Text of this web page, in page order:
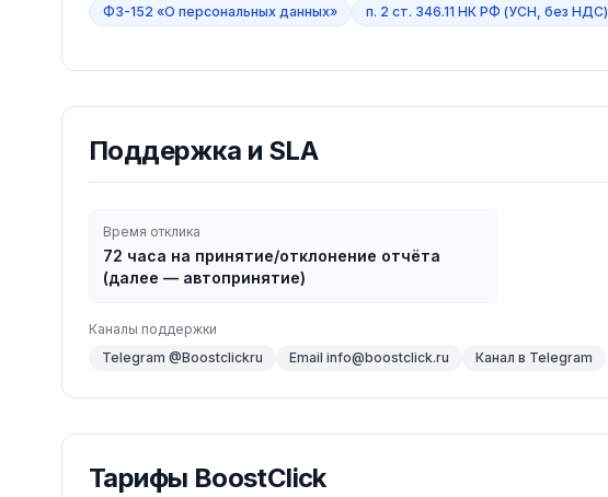
ФЗ-152 «О персональных данных»
п. 2 ст. 346.11 НК РФ (УСН, без НДС)
Поддержка и SLA
Время отклика
72 часа на принятие/отклонение отчёта
(далее — автопринятие)
Каналы поддержки
Telegram @Boostclickru
Email info@boostclick.ru Канал в Telegram
Тарифы BoostClick